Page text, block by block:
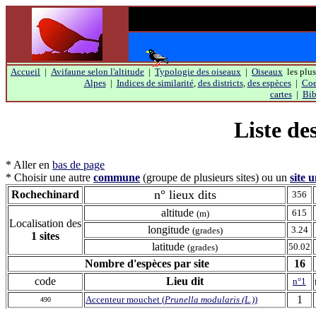
Accueil | Avifaune selon l'altitude | Typologie des oiseaux | Oiseaux les
Alpes| Indices de similarité, des districts, des espèces|
cartes|
Liste
* Aller en bas de page
* Choisir une autre commune (groupe de plusieurs sites) ou un site
Rochechinard
n° lieux dits 356
Localisation des
1 sites
altitude (m) 615
longitude (grades) 3.24
latitude (grades) 50.02
Nombre d'espèces par site 16
code
Lieu dit n°1
490 Accenteur mouchet (Prunella modularis (L.)) 1